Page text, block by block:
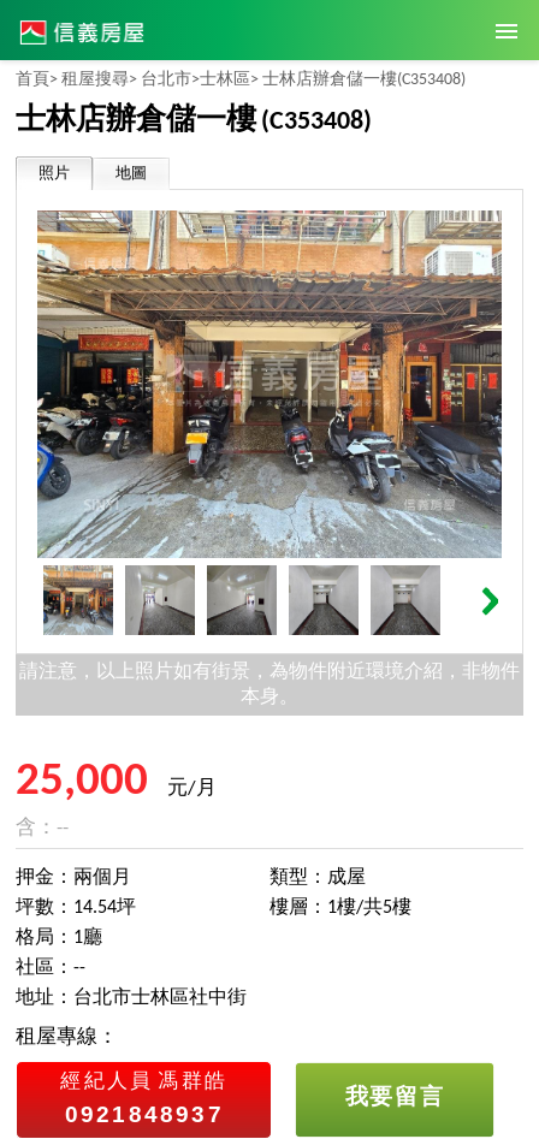
首頁> 租屋搜尋> 台北市>士林區> 士林店辦倉儲一樓(C353408)
士林店辦倉儲一樓 (C353408)
照片 地圖
請注意，以上照片如有街景，為物件附近環境介紹，非物件
本身。
25,000
元/月
含：--
押金：兩個月
坪數：14.54坪
類型：成屋
樓層：1樓/共5樓
格局：1廳
社區：--
地址：台北市士林區社中街
租屋專線：
經紀人員 馮群皓
0921848937
我要留言